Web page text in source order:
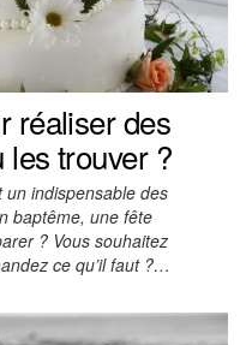
réaliser des
les trouver ?
indispensable des
baptême, une fête
? Vous souhaitez
ce qu’il faut ?…